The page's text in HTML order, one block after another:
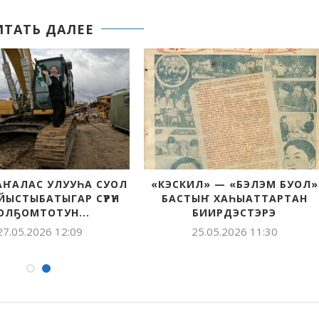
ДАЛЕЕ
УЛУУҺА СУОЛ
СҮРҮН
12:09
«КЭСКИЛ» — «БЭЛЭМ БУОЛ»
БАСТЫҤ ХАҺЫАТТАРТАН
БИИРДЭСТЭРЭ
25.05.2026 11:30